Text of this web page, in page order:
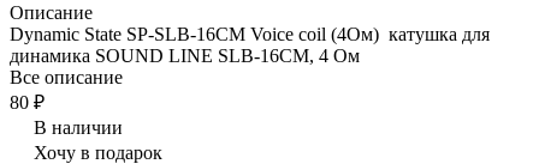
Описание
Dynamic State SP-SLB-16CM Voice coil (4Ом) катушка для
динамика SOUND LINE SLB-16CM, 4 Ом
Все описание
80 ₽
В наличии
Хочу в подарок